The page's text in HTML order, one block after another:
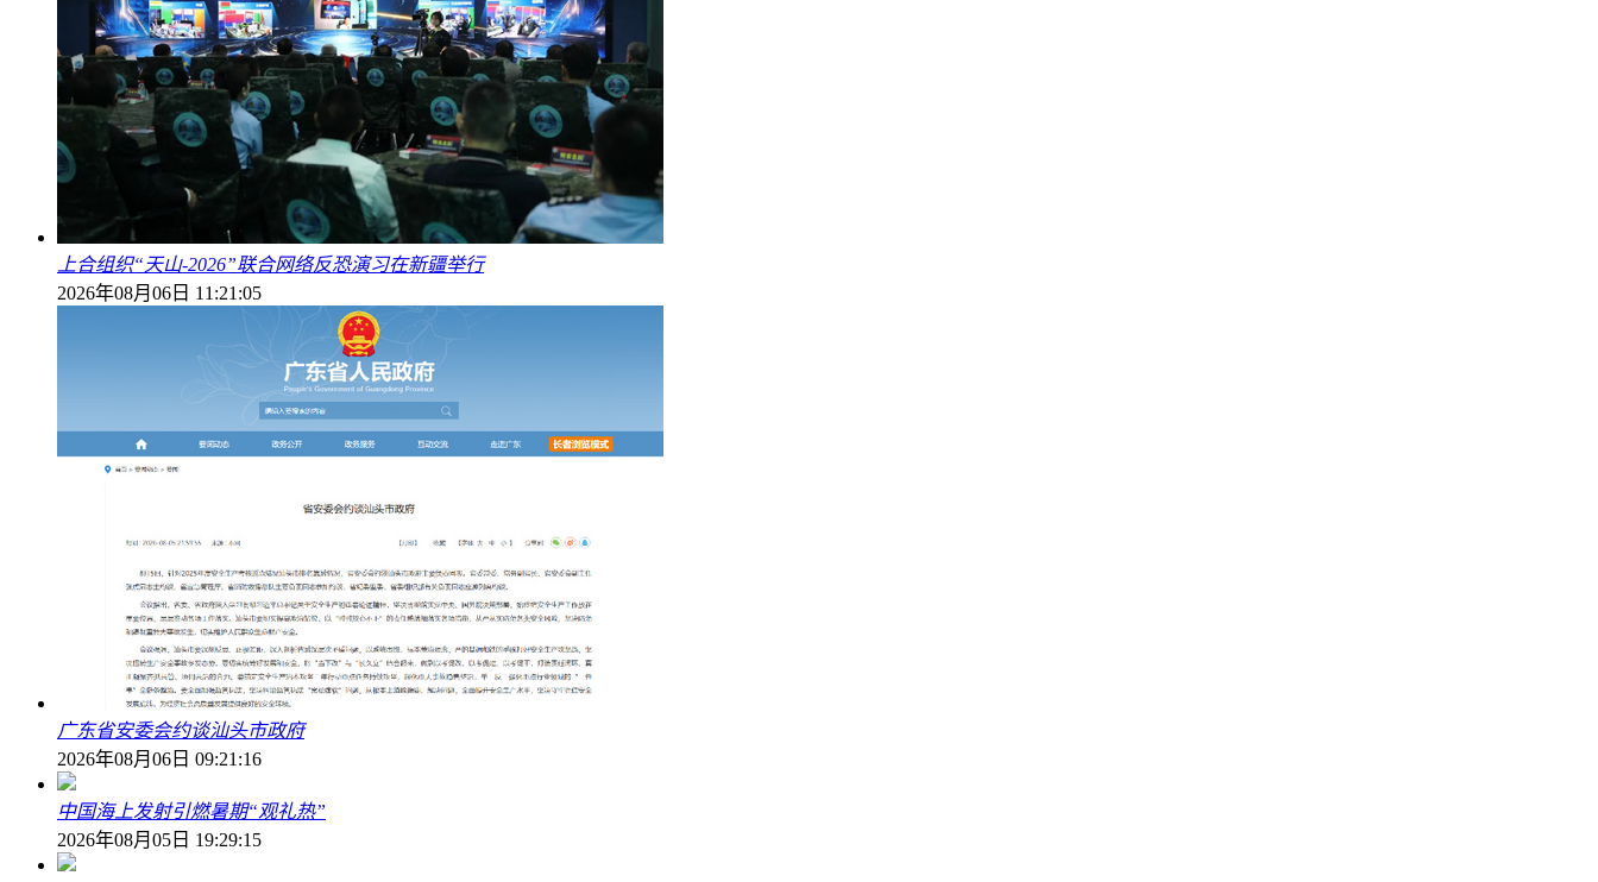
上合组织“天山-2026”联合网络反恐演习在新疆举行
2026年08月06日 11:21:05
广东省安委会约谈汕头市政府
2026年08月06日 09:21:16
中国海上发射引燃暑期“观礼热”
2026年08月05日 19:29:15